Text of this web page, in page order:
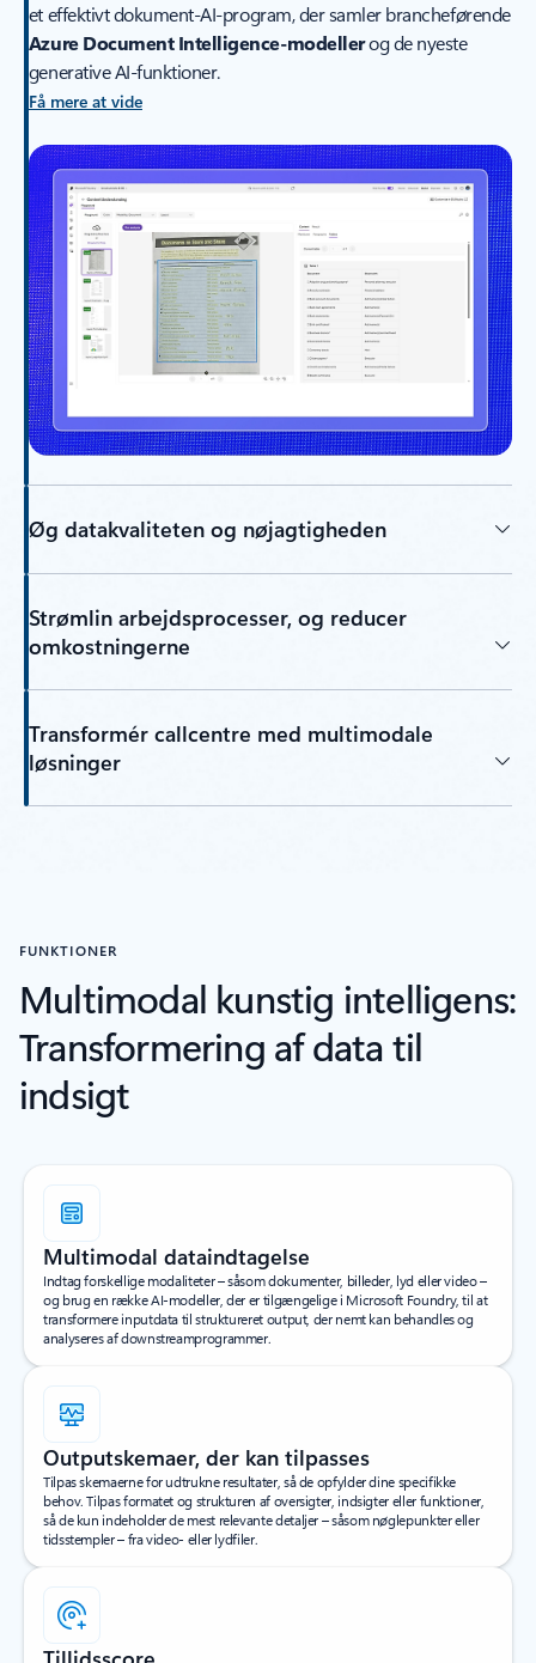
et effektivt dokument-AI-program, der samler brancheførende
Azure Document Intelligence-modellerog de nyeste
generative AI-funktioner.
Få mere at vide
Øg datakvaliteten og nøjagtigheden
Strømlin arbejdsprocesser, og reducer
omkostningerne
Transformér callcentre med multimodale
løsninger
FUNKTIONER
Multimodal kunstig intelligens:
Transformering af data til
indsigt
Multimodal dataindtagelse
Indtag forskellige modaliteter – såsom dokumenter, billeder, lyd eller video –
og brug en række AI-modeller, der er tilgængelige i Microsoft Foundry, til at
transformere inputdata til struktureret output, der nemt kan behandles og
analyseres af downstreamprogrammer.
Outputskemaer, der kan tilpasses
Tilpas skemaerne for udtrukne resultater, så de opfylder dine specifikke
behov. Tilpas formatet og strukturen af oversigter, indsigter eller funktioner,
så de kun indeholder de mest relevante detaljer – såsom nøglepunkter eller
tidsstempler – fra video- eller lydfiler.